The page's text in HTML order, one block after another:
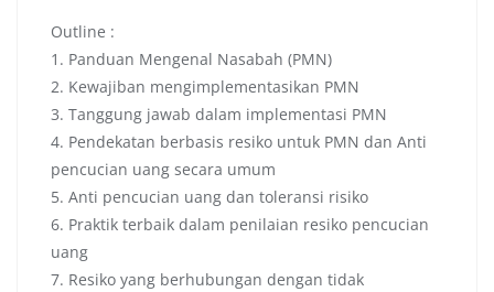
Outline :
1. Panduan Mengenal Nasabah (PMN)
2. Kewajiban mengimplementasikan PMN
3. Tanggung jawab dalam implementasi PMN
4. Pendekatan berbasis resiko untuk PMN dan Anti
pencucian uang secara umum
5. Anti pencucian uang dan toleransi risiko
6. Praktik terbaik dalam penilaian resiko pencucian
uang
7. Resiko yang berhubungan dengan tidak